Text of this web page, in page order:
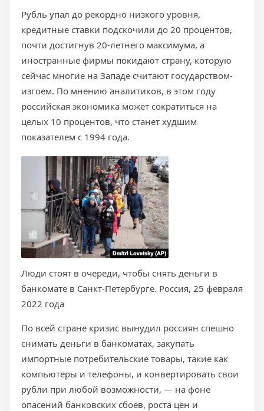
Рубль упал до рекордно низкого уровня,
кредитные ставки подскочили до 20 процентов,
почти достигнув 20-летнего максимума, а
иностранные фирмы покидают страну, которую
сейчас многие на Западе считают государством-
изгоем. По мнению аналитиков, в этом году
российская экономика может сократиться на
целых 10 процентов, что станет худшим
показателем с 1994 года.
Люди стоят в очереди, чтобы снять деньги в
банкомате в Санкт-Петербурге. Россия, 25 февраля
2022 года
По всей стране кризис вынудил россиян спешно
снимать деньги в банкоматах, закупать
импортные потребительские товары, такие как
компьютеры и телефоны, и конвертировать свои
рубли при любой возможности, — на фоне
опасений банковских сбоев, роста цен и